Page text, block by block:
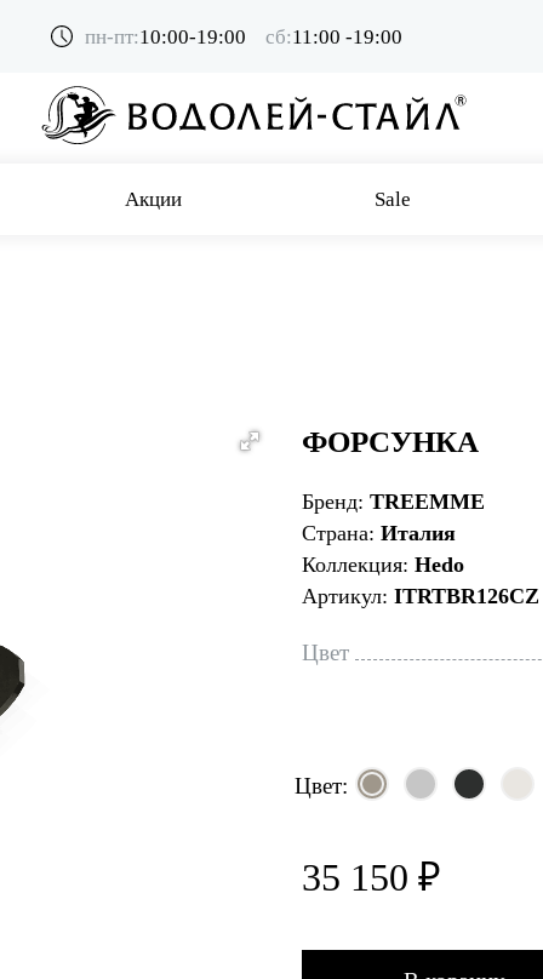
пн-пт:10:00-19:00 сб:11:00 -19:00
Акции Sale
ФОРСУНКА
Бренд: TREEMME
Страна: Италия
Коллекция: Hedo
Артикул: ITRTBR126CZ
Цвет
Цвет:
35 150 ₽